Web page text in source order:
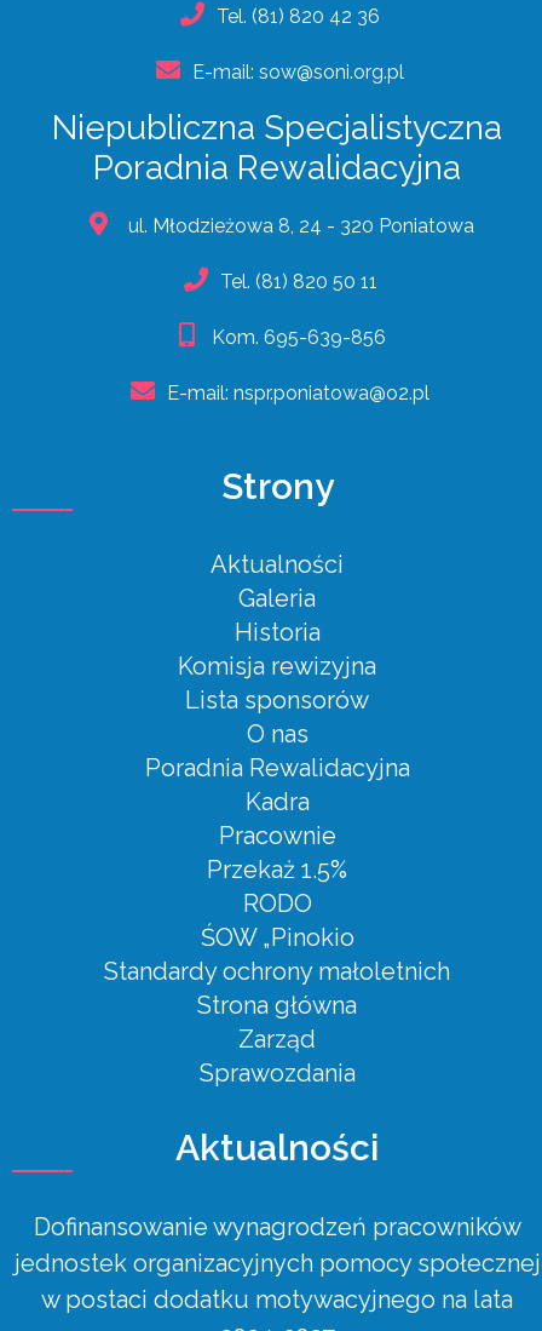
Tel. (81) 820 42 36
E-mail: sow@soni.org.pl
Niepubliczna Specjalistyczna
Poradnia Rewalidacyjna
ul. Młodzieżowa 8, 24 - 320 Poniatowa
Tel. (81) 820 50 11
Kom. 695-639-856
E-mail: nspr.poniatowa@o2.pl
Strony
Aktualności
Galeria
Historia
Komisja rewizyjna
Lista sponsorów
O nas
Poradnia Rewalidacyjna
Kadra
Pracownie
Przekaż 1.5%
RODO
ŚOW „Pinokio
Standardy ochrony małoletnich
Strona główna
Zarząd
Sprawozdania
Aktualności
Dofinansowanie wynagrodzeń pracowników
jednostek organizacyjnych pomocy społecznej
w postaci dodatku motywacyjnego na lata